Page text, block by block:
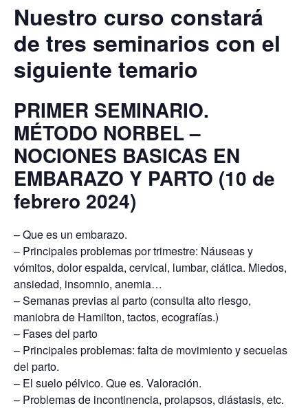
Nuestro curso constará
de tres seminarios con el
siguiente temario
PRIMER SEMINARIO.
MÉTODO NORBEL –
NOCIONES BASICAS EN
EMBARAZO Y PARTO (10 de
febrero 2024)
– Que es un embarazo.
– Principales problemas por trimestre: Náuseas y
vómitos, dolor espalda, cervical, lumbar, ciática. Miedos,
ansiedad, insomnio, anemia…
– Semanas previas al parto (consulta alto riesgo,
maniobra de Hamilton, tactos, ecografías.)
– Fases del parto
– Principales problemas: falta de movimiento y secuelas
del parto.
– El suelo pélvico. Que es. Valoración.
– Problemas de incontinencia, prolapsos, diástasis, etc.